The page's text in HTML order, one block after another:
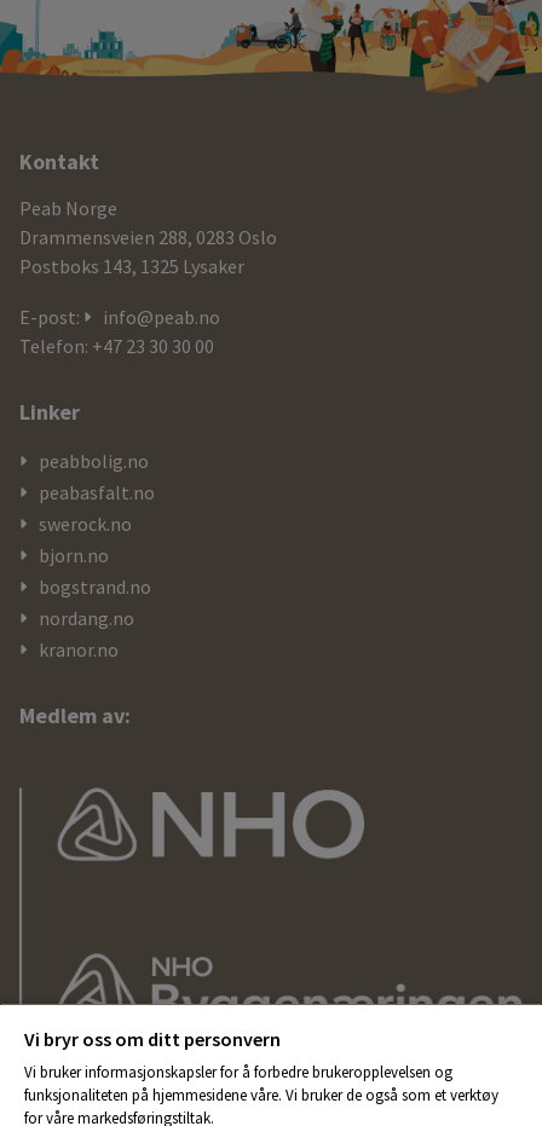
Ytterligere
informasjon
og
kontaktdetaljer
Kontakt
Peab Norge
Drammensveien 288, 0283 Oslo
Postboks 143, 1325 Lysaker
E-post:
info@peab.no
Telefon: +47 23 30 30 00
Linker
peabbolig.no
peabasfalt.no
swerock.no
bjorn.no
bogstrand.no
nordang.no
kranor.no
Medlem av:
Vi bryr oss om ditt personvern
Vi bruker informasjonskapsler for å forbedre brukeropplevelsen og
funksjonaliteten på hjemmesidene våre. Vi bruker de også som et verktøy
for våre markedsføringstiltak.